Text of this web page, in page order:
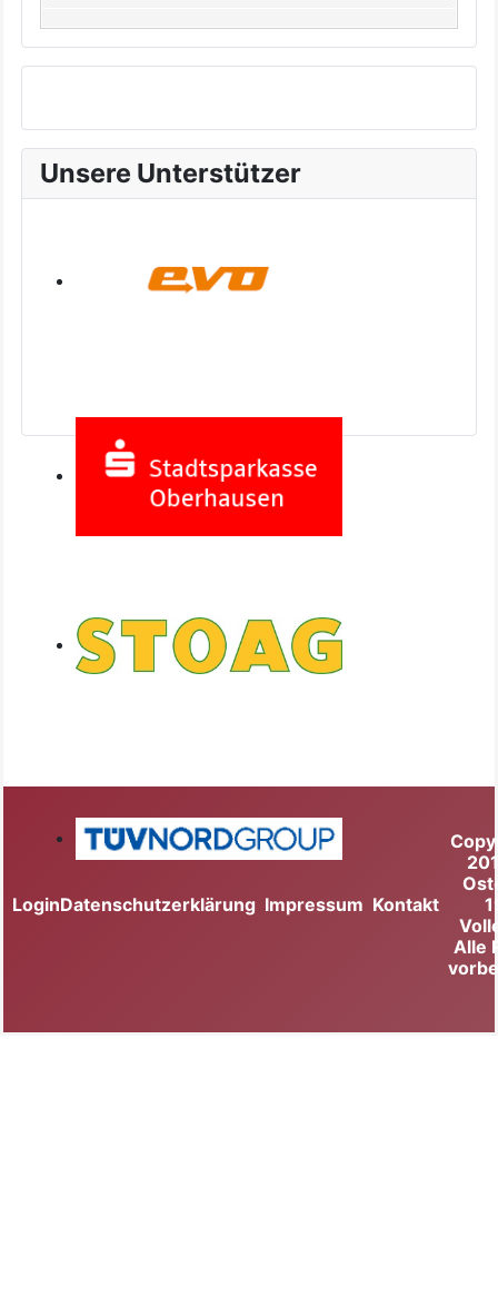
Unsere Unterstützer
LoginDatenschutzerklärung Impressum Kontakt
Alle